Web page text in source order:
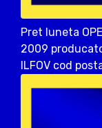
Pret luneta
2009
ILFOV cod